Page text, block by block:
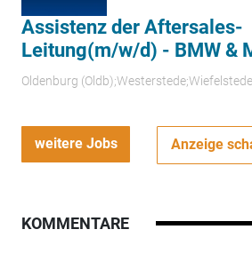
Assistenz der Aftersales-
Leitung(m/w/d) - BMW &
Oldenburg
weitere Jobs Anzeige
KOMMENTARE